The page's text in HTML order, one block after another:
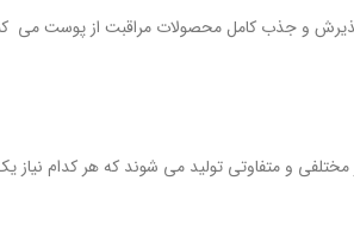
و جذب کامل محصولات مراقبت از پوست می کند.
مختلفی و متفاوتی تولید می شوند که هر کدام